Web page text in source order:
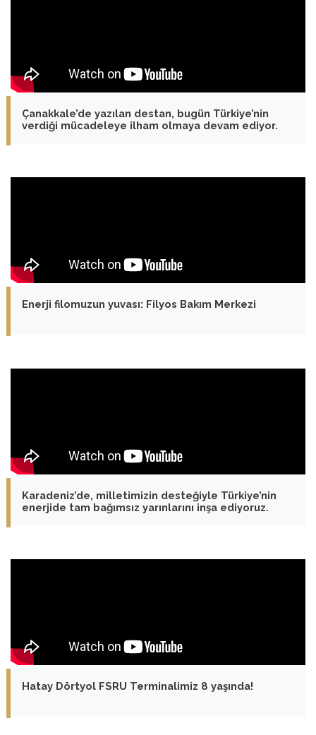
Çanakkale’de yazılan destan, bugün Türkiye’nin
verdiği mücadeleye ilham olmaya devam ediyor.
Enerji filomuzun yuvası: Filyos Bakım Merkezi
Karadeniz’de, milletimizin desteğiyle Türkiye’nin
enerjide tam bağımsız yarınlarını inşa ediyoruz.
Hatay Dörtyol FSRU Terminalimiz 8 yaşında!